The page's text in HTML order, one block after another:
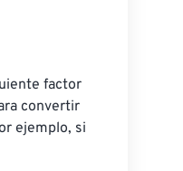
factor
convertir
ejemplo, si